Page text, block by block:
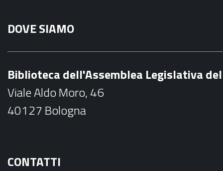
c
e
o
k
DOVE SIAMO
Biblioteca dell'Assemblea Legislativa
Viale Aldo Moro, 46
40127 Bologna
CONTATTI